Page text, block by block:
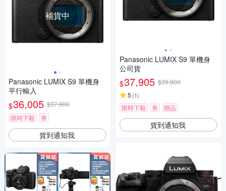
補貨中
Panasonic LUMIX S9 單機身
平行輸入
$36,005 $37,900
限時下殺
券
貨到通知我
Panasonic LUMIX S9 單機身
公司貨
$37,905 $39,900
5 (1)
限時下殺 券 贈品
貨到通知我